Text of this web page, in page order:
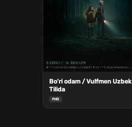
Bo'ri odam / Vulfmen Uzbek
Tilida
FHD